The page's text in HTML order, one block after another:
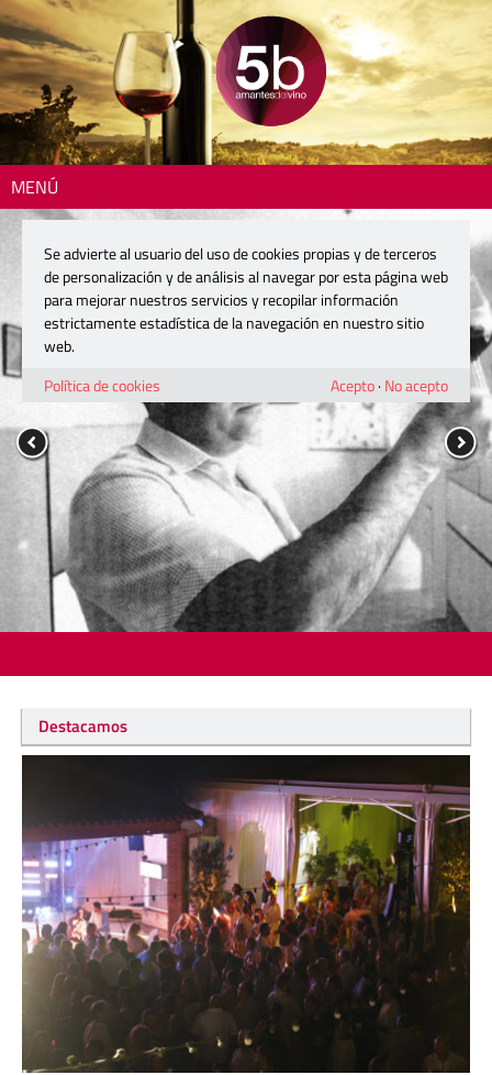
MENÚ
Destacamos
Se advierte al usuario del uso de cookies propias y de terceros
de personalización y de análisis al navegar por esta página web
para mejorar nuestros servicios y recopilar información
estrictamente estadística de la navegación en nuestro sitio
web.
Política de cookies
Acepto· No acepto